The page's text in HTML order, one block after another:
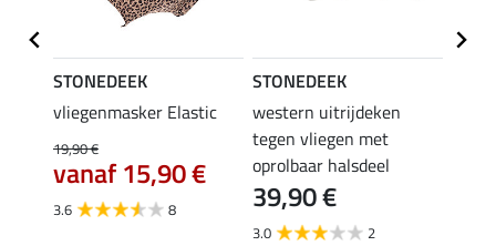
STONEDEEK
vliegenmasker Elastic
19,90 €
vanaf 15,90 €
3.6 8
STONEDEEK
western uitrijdeken
tegen vliegen met
oprolbaar halsdeel
39,90 €
3.0 2